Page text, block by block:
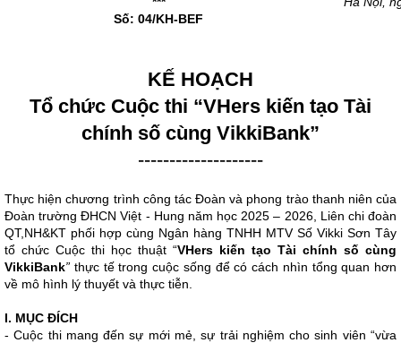
Số: 04/KH-BEF
KẾ HOẠCH
Tổ chức Cuộc thi “VHers kiến tạo Tài
chính số cùng VikkiBank”
--------------------
Thực hiện chương trình công tác Đoàn và phong trào thanh niên của
Đoàn trường ĐHCN Việt - Hung năm học 2025 – 2026, Liên chi đoàn
QT,NH&KT phối hợp cùng Ngân hàng TNHH MTV Số Vikki Sơn Tây
tổ chức Cuộc thi học thuật “VHers kiến tạo Tài chính số cùng
VikkiBank” thực tế trong cuộc sống để có cách nhìn tổng quan hơn
về mô hình lý thuyết và thực tiễn.
I. MỤC ĐÍCH
- Cuộc thi mang đến sự mới mẻ, sự trải nghiệm cho sinh viên “vừa